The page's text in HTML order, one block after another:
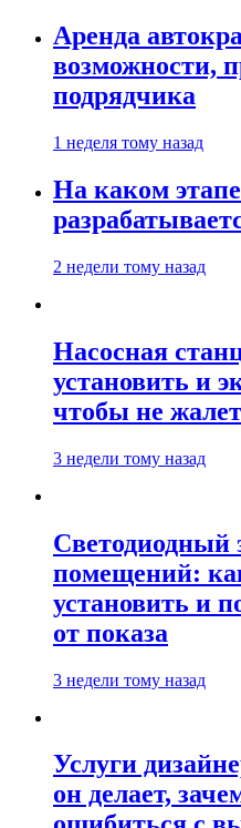
Аренда
возможности,
подрядчика
1 неделя тому назад
На каком
2 недели тому назад
Насосная
установить и
чтобы не
3 недели тому назад
Светодиодный
помещений:
установить и
от показа
3 недели тому назад
Услуги
он делает,